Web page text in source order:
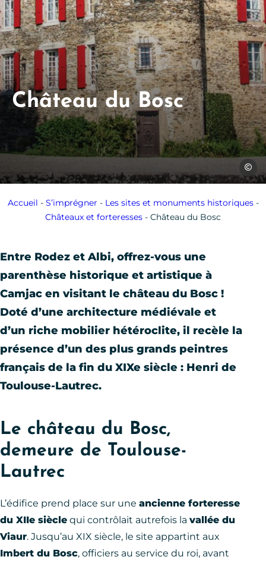
Château du Bosc
Accueil - S’imprégner - Les sites et monuments historiques-
Châteaux et forteresses - Château du Bosc
Entre Rodez et Albi, offrez-vous une
parenthèse historique et artistique à
Camjac en visitant le château du Bosc !
Doté d’une architecture médiévale et
d’un riche mobilier hétéroclite, il recèle la
présence d’un des plus grands peintres
français de la fin du XIXe siècle : Henri de
Toulouse-Lautrec.
Le château du Bosc,
demeure de Toulouse-
Lautrec
L’édifice prend place sur une ancienne forteresse
du XIIe siècle qui contrôlait autrefois la vallée du
Viaur. Jusqu’au XIX siècle, le site appartint aux
Imbert du Bosc, officiers au service du roi, avant